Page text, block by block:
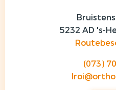
5232 AD 's-
(073)